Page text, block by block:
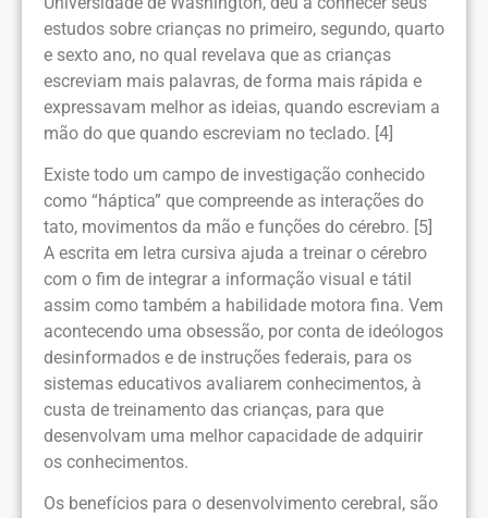
estudos sobre crianças no primeiro, segundo, quarto
e sexto ano, no qual revelava que as crianças
escreviam mais palavras, de forma mais rápida e
expressavam melhor as ideias, quando escreviam a
mão do que quando escreviam no teclado. [4]
Existe todo um campo de investigação conhecido
como “háptica” que compreende as interações do
tato, movimentos da mão e funções do cérebro. [5]
A escrita em letra cursiva ajuda a treinar o cérebro
com o fim de integrar a informação visual e tátil
assim como também a habilidade motora fina. Vem
acontecendo uma obsessão, por conta de ideólogos
desinformados e de instruções federais, para os
sistemas educativos avaliarem conhecimentos, à
custa de treinamento das crianças, para que
desenvolvam uma melhor capacidade de adquirir
os conhecimentos.
Os benefícios para o desenvolvimento cerebral, são